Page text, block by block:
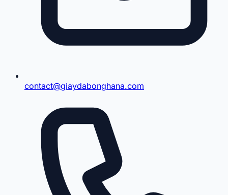
contact@giaydabonghana.com